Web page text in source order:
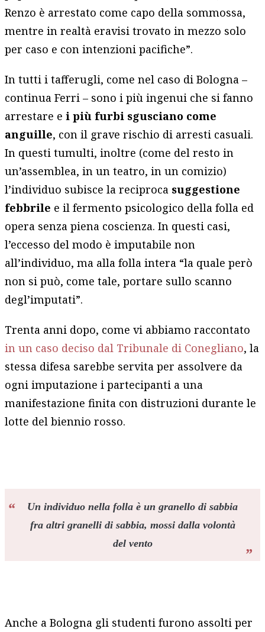
Renzo è arrestato come capo della sommossa,
mentre in realtà eravisi trovato in mezzo solo
per caso e con intenzioni pacifiche”.
In tutti i tafferugli, come nel caso di Bologna –
continua Ferri – sono i più ingenui che si fanno
arrestare ei più furbi sgusciano come
anguille, con il grave rischio di arresti casuali.
In questi tumulti, inoltre (come del resto in
un’assemblea, in un teatro, in un comizio)
l’individuo subisce la reciproca suggestione
febbrile e il fermento psicologico della folla ed
opera senza piena coscienza. In questi casi,
l’eccesso del modo è imputabile non
all’individuo, ma alla folla intera “la quale però
non si può, come tale, portare sullo scanno
degl’imputati”.
Trenta anni dopo, come vi abbiamo raccontato
in un caso deciso dal Tribunale di Conegliano, la
stessa difesa sarebbe servita per assolvere da
ogni imputazione i partecipanti a una
manifestazione finita con distruzioni durante le
lotte del biennio rosso.
Un individuo nella folla è un granello di sabbia
fra altri granelli di sabbia, mossi dalla volontà
del vento
Anche a Bologna gli studenti furono assolti per